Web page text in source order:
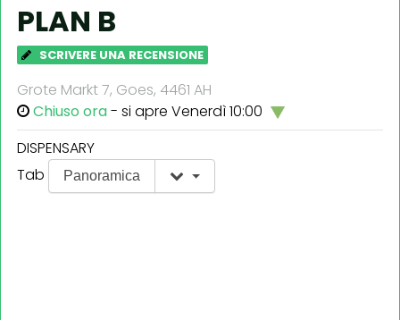
PLAN B
SCRIVERE UNA RECENSIONE
Grote Markt 7, Goes, 4461 AH
Chiuso ora- si apre Venerdì 10:00
DISPENSARY
Tab
Panoramica